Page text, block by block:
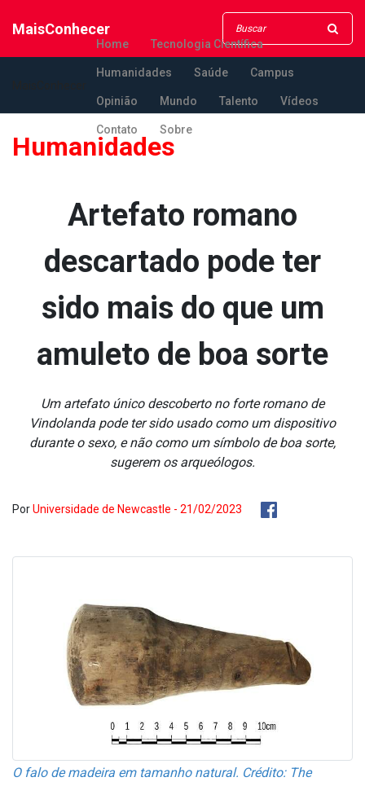
MaisConhecer
Home Tecnologia Científica
Humanidades Saúde Campus
Opinião Mundo Talento Vídeos
Contato Sobre
Humanidades
Artefato romano
descartado pode ter
sido mais do que um
amuleto de boa sorte
Um artefato único descoberto no forte romano de
Vindolanda pode ter sido usado como um dispositivo
durante o sexo, e não como um símbolo de boa sorte,
sugerem os arqueólogos.
PorUniversidade de Newcastle - 21/02/2023
O falo de madeira em tamanho natural. Crédito: The